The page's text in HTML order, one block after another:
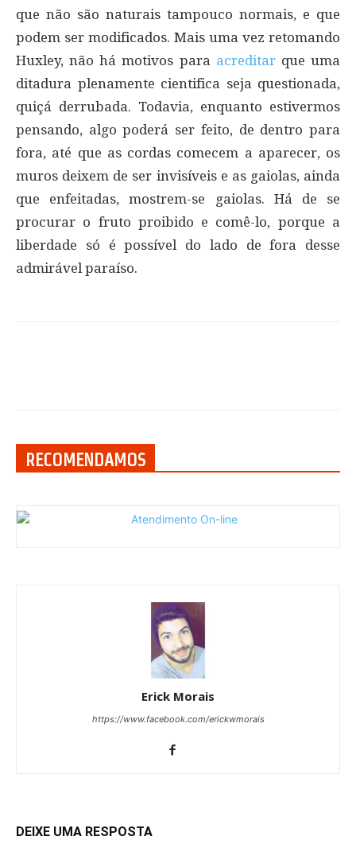
que não são naturais tampouco normais, e que
podem ser modificados. Mais uma vez retomando
Huxley, não há motivos para acreditarque uma
ditadura plenamente cientifica seja questionada,
quiçá derrubada. Todavia, enquanto estivermos
pensando, algo poderá ser feito, de dentro para
fora, até que as cordas comecem a aparecer, os
muros deixem de ser invisíveis e as gaiolas, ainda
que enfeitadas, mostrem-se gaiolas. Há de se
procurar o fruto proibido e comê-lo, porque a
liberdade só é possível do lado de fora desse
admirável paraíso.
RECOMENDAMOS
Erick Morais
https://www.facebook.com/erickwmorais
DEIXE UMA RESPOSTA